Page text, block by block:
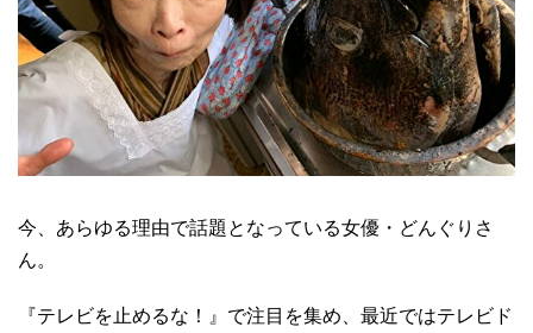
今、あらゆる理由で話題となっている女優・どんぐりさ
ん。
『テレビを止めるな！』で注目を集め、最近ではテレビド